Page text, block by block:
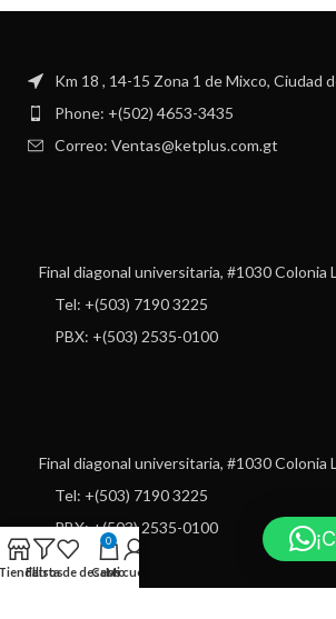
Km 18 , 14-15 Zona 1 de Mixco, Ciudad
Phone: +(502) 4653-3435
Correo: Ventas@ketplus.com.gt
Final diagonal universitaria, #1030 Colonia
Tel: +(503) 7190 3225
PBX: +(503) 2535-0100
Final diagonal universitaria, #1030 Colonia
Tel: +(503) 7190 3225
PBX: +(503) 2535-0100
Filtros
Lista de deseos
0
Carro
Mi cuenta